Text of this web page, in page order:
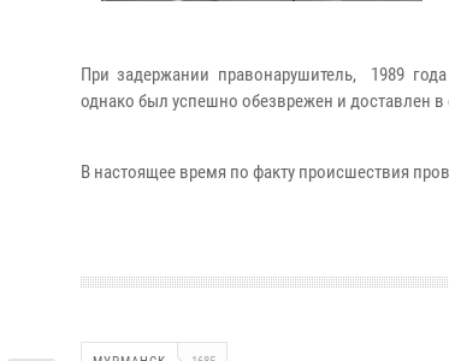
При задержании правонарушитель, 1989
однако был успешно обезврежен и доставлен
В настоящее время по факту происшествия